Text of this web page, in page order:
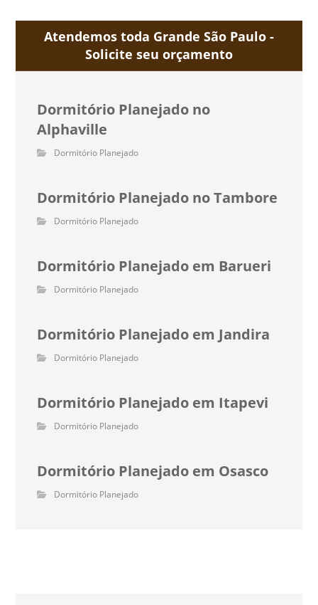
Atendemos toda Grande São Paulo -
Solicite seu orçamento
Dormitório Planejado no
Alphaville
Dormitório Planejado
Dormitório Planejado no Tambore
Dormitório Planejado
Dormitório Planejado em Barueri
Dormitório Planejado
Dormitório Planejado em Jandira
Dormitório Planejado
Dormitório Planejado em Itapevi
Dormitório Planejado
Dormitório Planejado em Osasco
Dormitório Planejado